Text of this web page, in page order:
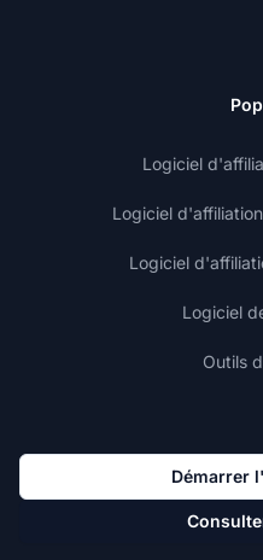
Logiciel
Logiciel
Logiciel
Logiciel
Outils
Démarrer